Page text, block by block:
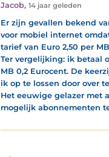
Jacob, 14 jaar geleden
Er zijn gevallen bekend
voor mobiel internet
tarief van Euro 2,50 per
Ter vergelijking: ik betaal
MB 0,2 Eurocent. De
ik op te lossen door over
Het eeuwige gelazer met
mogelijk abonnementen